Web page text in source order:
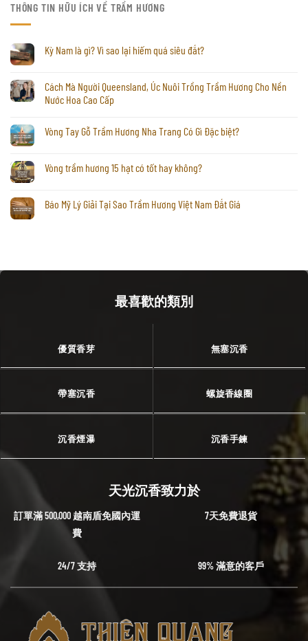
THÔNG TIN HỮU ÍCH VỀ TRẦM HƯƠNG
Kỳ Nam là gì? Vì sao lại hiếm quá siêu đắt?
Cách Mà Người Queensland, Úc Nuôi Trồng Trầm Hương Cho Nền
Nước Hoa Cao Cấp
Vòng Tay Gỗ Trầm Hương Nha Trang Có Gì Đặc biệt?
Vòng trầm hương 15 hạt có tốt hay không?
Báo Mỹ Lý Giải Tại Sao Trầm Hương Việt Nam Đắt Giá
最喜歡的類別
優質香芽 無塞沉香
帶塞沉香 螺旋香線圈
沉香煙瀑 沉香手鍊
天光沉香致力於
訂單滿 500,000 越南盾免國內運
費
7天免費退貨
24/7 支持 99% 滿意的客戶